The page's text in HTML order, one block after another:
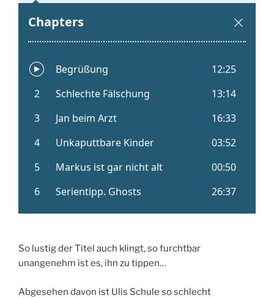
So lustig der Titel auch klingt, so furchtbar
unangenehm ist es, ihn zu tippen…
Abgesehen davon ist Ulis Schule so schlecht